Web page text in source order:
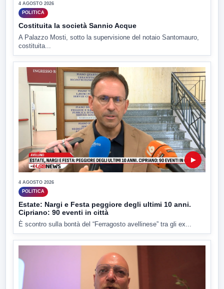
4 AGOSTO 2026
POLITICA
Costituita la società Sannio Acque
A Palazzo Mosti, sotto la supervisione del notaio Santomauro,
costituita...
▶
4 AGOSTO 2026
POLITICA
Estate: Nargi e Festa peggiore degli ultimi 10 anni.
Cipriano: 90 eventi in città
È scontro sulla bontà del “Ferragosto avellinese” tra gli ex...